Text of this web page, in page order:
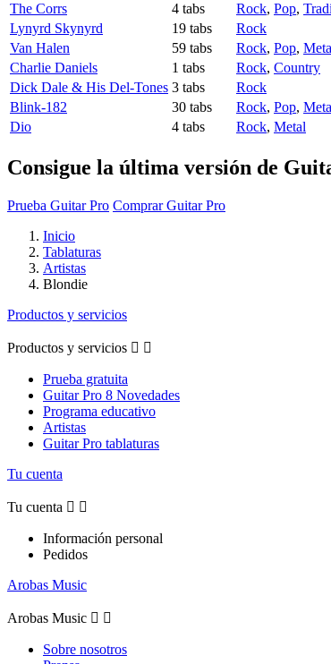
The Corrs
4 tabs Rock, Pop,
Lynyrd Skynyrd
19 tabs
Rock
Van Halen
59 tabs Rock, Pop,
Charlie Daniels
1 tabs Rock, Country
Dick Dale & His Del-Tones 3 tabs
Rock
Blink-182
30 tabs Rock, Pop,
Dio
4 tabs Rock, Metal
Consigue la última versión de
Prueba Guitar Pro Comprar Guitar Pro
Inicio
Tablaturas
Artistas
Blondie
Productos y servicios
Productos y servicios  
Prueba gratuita
Guitar Pro 8 Novedades
Programa educativo
Artistas
Guitar Pro tablaturas
Tu cuenta
Tu cuenta  
Información personal
Pedidos
Arobas Music
Arobas Music  
Sobre nosotros